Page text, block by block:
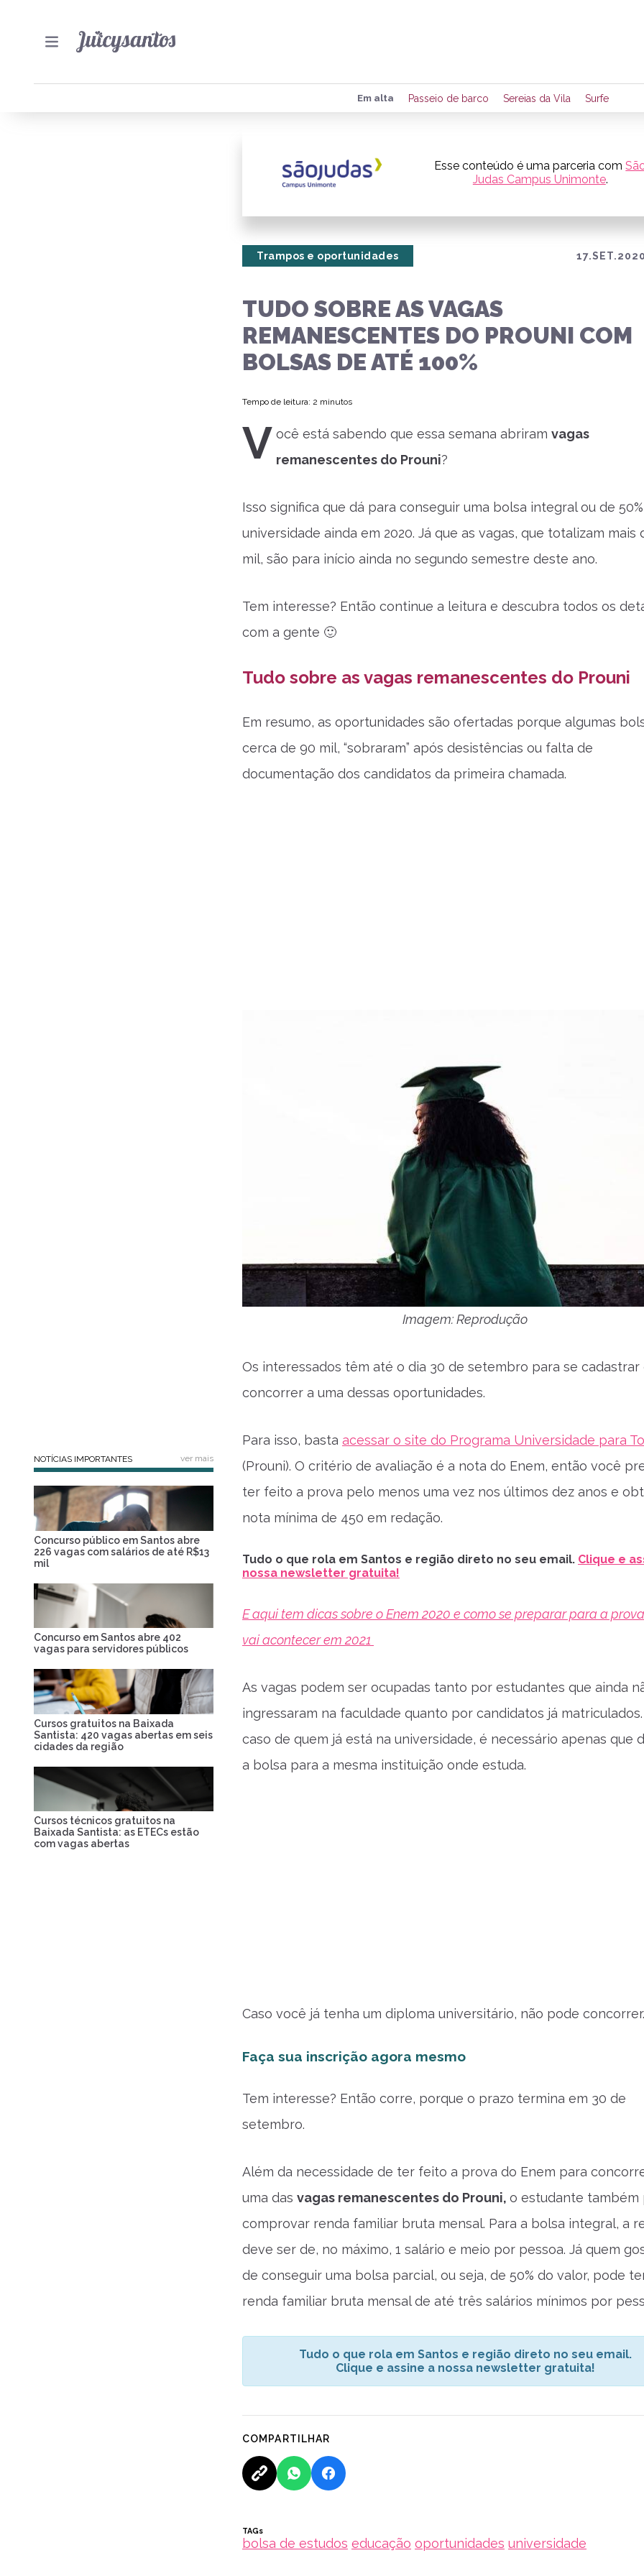
Preencha seus dados para
de eventos e notícias da
Quero
Em alta Passeio de barco Sereias da Vila Surfe
Esse conteúdo é uma parceria com
Judas Campus Unimonte.
Trampos e oportunidades
TUDO SOBRE AS VAGAS
REMANESCENTES DO PROUNI COM
BOLSAS DE ATÉ 100%
Tempo de leitura: 2 minutos
V ocê está sabendo que essa semana abriram vagas
remanescentes do Prouni?
Isso significa que dá para conseguir uma bolsa integral ou de
universidade ainda em 2020. Já que as vagas, que totalizam mais
mil, são para início ainda no segundo semestre deste ano.
Tem interesse? Então continue a leitura e descubra todos os
com a gente 🙂
Tudo sobre as vagas remanescentes do Prouni
Em resumo, as oportunidades são ofertadas porque algumas
cerca de 90 mil, “sobraram” após desistências ou falta de
documentação dos candidatos da primeira chamada.
Imagem: Reprodução
Os interessados têm até o dia 30 de setembro para se cadastrar
concorrer a uma dessas oportunidades.
Para isso, basta acessar o site do Programa Universidade para
(Prouni). O critério de avaliação é a nota do Enem, então você
ter feito a prova pelo menos uma vez nos últimos dez anos e
nota mínima de 450 em redação.
Tudo o que rola em Santos e região direto no seu email. Clique e
nossa newsletter gratuita!
E aqui tem dicas sobre o Enem 2020 e como se preparar para a
vai acontecer em 2021
As vagas podem ser ocupadas tanto por estudantes que ainda
ingressaram na faculdade quanto por candidatos já
caso de quem já está na universidade, é necessário apenas que
a bolsa para a mesma instituição onde estuda.
Caso você já tenha um diploma universitário, não pode concorrer.
Faça sua inscrição agora mesmo
Tem interesse? Então corre, porque o prazo termina em 30 de
setembro.
Além da necessidade de ter feito a prova do Enem para
uma das vagas remanescentes do Prouni, o estudante também
comprovar renda familiar bruta mensal. Para a bolsa integral, a
deve ser de, no máximo, 1 salário e meio por pessoa. Já quem
de conseguir uma bolsa parcial, ou seja, de 50% do valor, pode
renda familiar bruta mensal de até três salários mínimos por
Tudo o que rola em Santos e região direto no seu email.
Clique e assine a nossa newsletter gratuita!
COMPARTILHAR
TAGs
bolsa de estudos educação oportunidades universidade
NOTÍCIAS IMPORTANTES ver mais
Concurso público em Santos abre
226 vagas com salários de até R$13
mil
Concurso em Santos abre 402
vagas para servidores públicos
Cursos gratuitos na Baixada
Santista: 420 vagas abertas em seis
cidades da região
Cursos técnicos gratuitos na
Baixada Santista: as ETECs estão
com vagas abertas